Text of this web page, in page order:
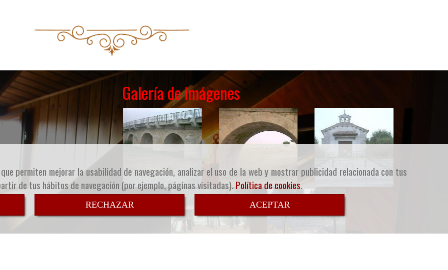
permiten mejorar la usabilidad de navegación, analizar el uso de la web y mostrar publicidad relacionada con tus
de tus hábitos de navegación (por ejemplo, páginas visitadas). Política de cookies.
RECHAZAR ACEPTAR
Galería de imágenes